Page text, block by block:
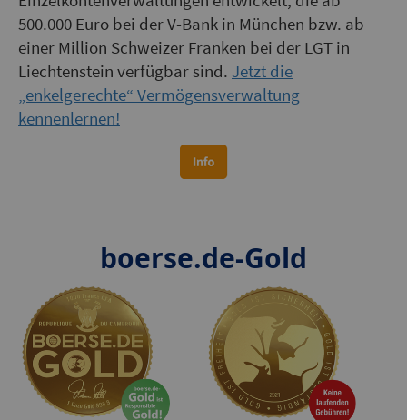
500.000 Euro bei der V-Bank in München bzw. ab
einer Million Schweizer Franken bei der LGT in
Liechtenstein verfügbar sind. Jetzt die
„enkelgerechte“ Vermögensverwaltung
kennenlernen!
boerse.de-Gold